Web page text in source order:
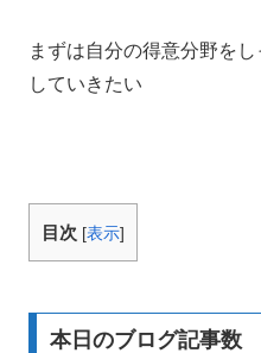
まずは自分の得意分野を
していきたい
目次 [表示]
本日のブログ記事数